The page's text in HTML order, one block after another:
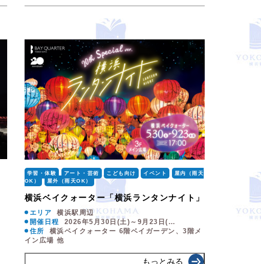
学習・体験 アート・芸術 こども向け イベント
屋内（雨天
OK）
屋外（雨天OK）
横浜ベイクォーター「横浜ランタンナイト」
エリア
横浜駅周辺
開催日程
2026年5月30日(土)～9月23日(…
住所
横浜ベイクォーター 6階ベイガーデン、3階メ
イン広場 他
もっとみる